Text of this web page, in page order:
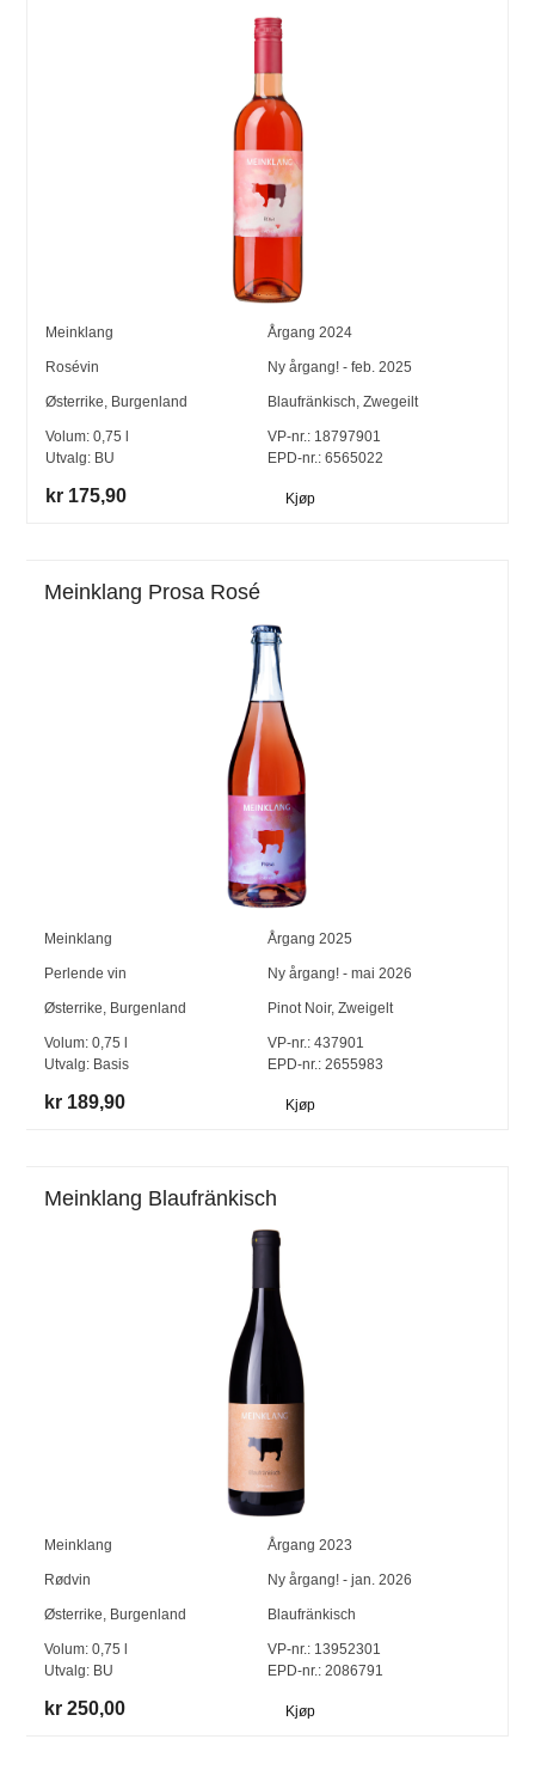
Meinklang Årgang 2024
Rosévin Ny årgang! - feb. 2025
Østerrike, Burgenland Blaufränkisch, Zwegeilt
Volum:0,75
Utvalg: BU
VP-nr.: 18797901
EPD-nr.: 6565022
kr 175,90 Kjøp
Meinklang Prosa Rosé
Meinklang Årgang 2025
Perlende vin Ny årgang! - mai 2026
Østerrike, Burgenland Pinot Noir, Zweigelt
Volum:0,75
Utvalg: Basis
VP-nr.:437901
EPD-nr.: 2655983
kr 189,90 Kjøp
Meinklang Blaufränkisch
Meinklang Årgang 2023
Rødvin Ny årgang! - jan. 2026
Østerrike, Burgenland Blaufränkisch
Volum:0,75
Utvalg: BU
VP-nr.:13952301
EPD-nr.: 2086791
kr 250,00 Kjøp